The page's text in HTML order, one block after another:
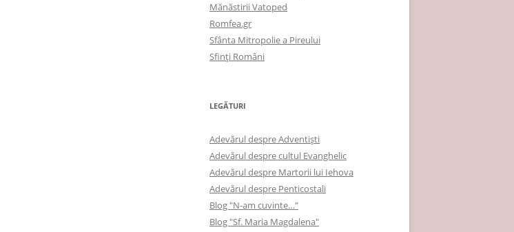
Mănăstirii Vatoped
Romfea.gr
Sfânta Mitropolie a Pireului
Sfinţi Români
LEGĂTURI
Adevărul despre Adventişti
Adevărul despre cultul Evanghelic
Adevărul despre Martorii lui Iehova
Adevărul despre Penticostali
Blog "N-am cuvinte…"
Blog "Sf. Maria Magdalena"